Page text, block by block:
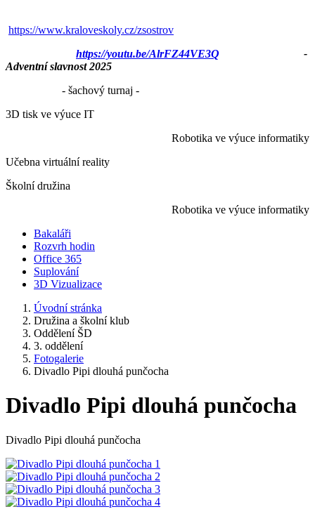
https://www.kraloveskoly.cz/zsostrov
https://youtu.be/AlrFZ44VE3Q -
Adventní slavnost 2025
- šachový turnaj -
3D tisk ve výuce IT
Robotika ve výuce informatiky
Učebna virtuální reality
Školní družina
Robotika ve výuce informatiky
Bakaláři
Rozvrh hodin
Office 365
Suplování
3D Vizualizace
Úvodní stránka
Družina a školní klub
Oddělení ŠD
3. oddělení
Fotogalerie
Divadlo Pipi dlouhá punčocha
Divadlo Pipi dlouhá punčocha
Divadlo Pipi dlouhá punčocha